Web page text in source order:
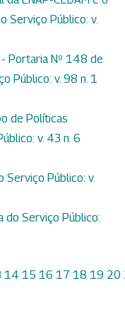
Serviço Público: v.
Portaria Nº 148 de
Público: v. 98 n. 1
de Políticas
v. 43 n. 6
Serviço Público: v.
do Serviço Público:
14 15 16 17 18 19 20